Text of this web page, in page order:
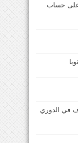
على حساب
في الدوري